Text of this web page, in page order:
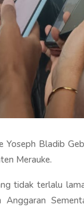
Yoseph Bladib
Merauke.
tidak terlalu